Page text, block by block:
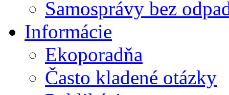
Samosprávy bez
Informácie
Ekoporadňa
Často kladené otázky